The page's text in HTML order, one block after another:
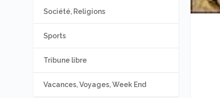
Société, Religions
Sports
Tribune libre
Vacances, Voyages, Week End